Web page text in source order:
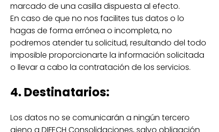
marcado de una casilla dispuesta al efecto.
En caso de que no nos facilites tus datos o lo
hagas de forma errónea o incompleta, no
podremos atender tu solicitud, resultando del todo
imposible proporcionarte la información solicitada
o llevar a cabo la contratación de los servicios.
4. Destinatarios:
Los datos no se comunicarán a ningún tercero